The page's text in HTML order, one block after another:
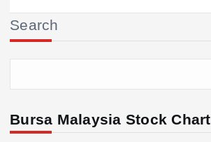
Search
Bursa Malaysia Stock Chart